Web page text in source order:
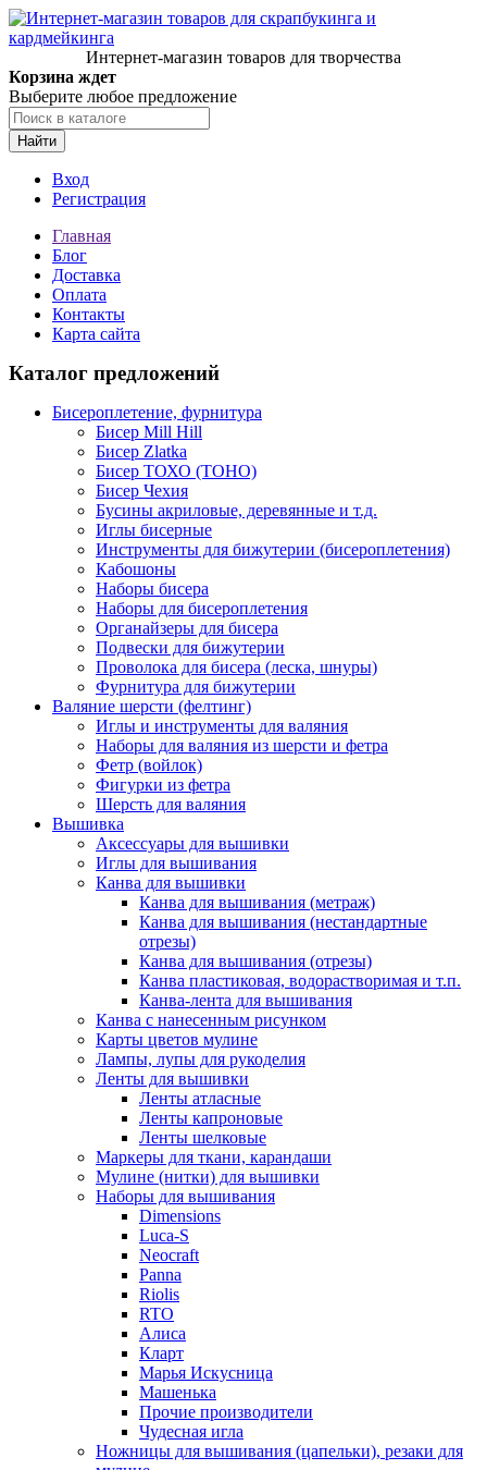
Интернет-магазин товаров для творчества
Корзина ждет
Выберите любое предложение
Найти
Вход
Регистрация
Главная
Блог
Доставка
Оплата
Контакты
Карта сайта
Каталог предложений
Бисероплетение, фурнитура
Бисер Mill Hill
Бисер Zlatka
Бисер ТОХО (TOHO)
Бисер Чехия
Бусины акриловые, деревянные и т.д.
Иглы бисерные
Инструменты для бижутерии (бисероплетения)
Кабошоны
Наборы бисера
Наборы для бисероплетения
Органайзеры для бисера
Подвески для бижутерии
Проволока для бисера (леска, шнуры)
Фурнитура для бижутерии
Валяние шерсти (фелтинг)
Иглы и инструменты для валяния
Наборы для валяния из шерсти и фетра
Фетр (войлок)
Фигурки из фетра
Шерсть для валяния
Вышивка
Аксессуары для вышивки
Иглы для вышивания
Канва для вышивки
Канва для вышивания (метраж)
Канва для вышивания (нестандартные
отрезы)
Канва для вышивания (отрезы)
Канва пластиковая, водорастворимая и т.п.
Канва-лента для вышивания
Канва с нанесенным рисунком
Карты цветов мулине
Лампы, лупы для рукоделия
Ленты для вышивки
Ленты атласные
Ленты капроновые
Ленты шелковые
Маркеры для ткани, карандаши
Мулине (нитки) для вышивки
Наборы для вышивания
Dimensions
Luca-S
Neocraft
Panna
Riolis
RTO
Алиса
Кларт
Марья Искусница
Машенька
Прочие производители
Чудесная игла
Ножницы для вышивания (цапельки), резаки для